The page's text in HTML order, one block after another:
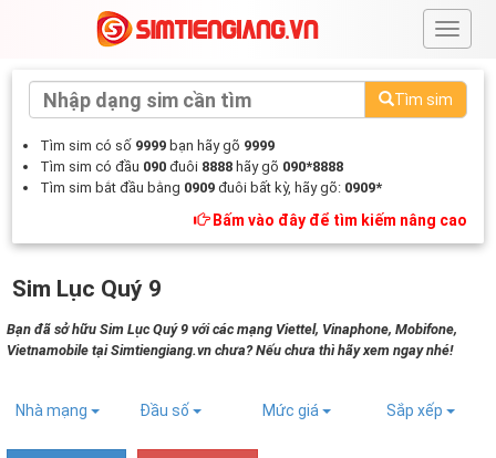
#
Tìm sim
Tìm sim có số 9999 bạn hãy gõ 9999
Tìm sim có đầu 090 đuôi 8888 hãy gõ 090*8888
Tìm sim bắt đầu bằng 0909 đuôi bất kỳ, hãy gõ: 0909*
Bấm vào đây để tìm kiếm nâng cao
Sim Lục Quý 9
Bạn đã sở hữu Sim Lục Quý 9 với các mạng Viettel, Vinaphone, Mobifone,
Vietnamobile tại Simtiengiang.vn chưa? Nếu chưa thì hãy xem ngay nhé!
Nhà mạng Đầu số Mức giá Sắp xếp